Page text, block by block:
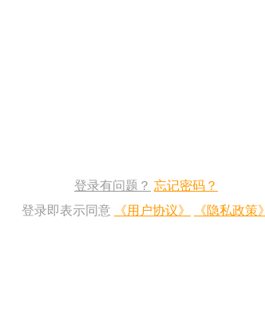
登录有问题？ 忘记密码？
登录即表示同意
《用户协议》
《隐私政策》